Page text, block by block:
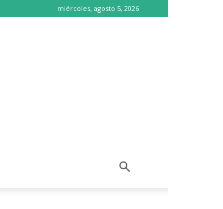
miércoles, agosto 5, 2026